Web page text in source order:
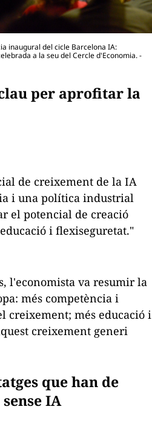
inaugural del cicle Barcelona IA:
a la seu del Cercle d'Economia. -
per aprofitar la
de creixement de la IA
i una política industrial
el potencial de creació
i flexiseguretat."
l'economista va resumir la
més competència i
creixement; més educació i
creixement generi
que han de
IA